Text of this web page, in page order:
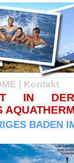
Kontakt
IN
BADEN